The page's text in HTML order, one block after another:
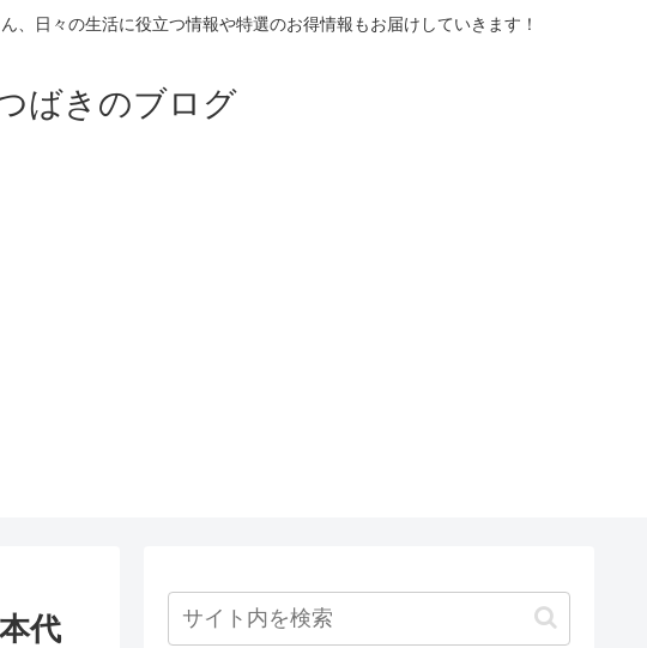
日々の生活に役立つ情報や特選のお得情報もお届けしていきます！
ばきのブログ
代